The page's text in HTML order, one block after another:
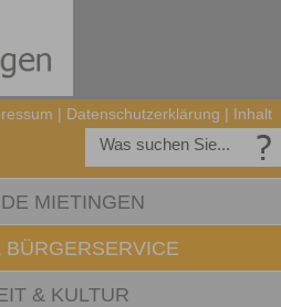
| Datenschutzerklärung | Inhalt
MIETINGEN
BÜRGERSERVICE
& KULTUR